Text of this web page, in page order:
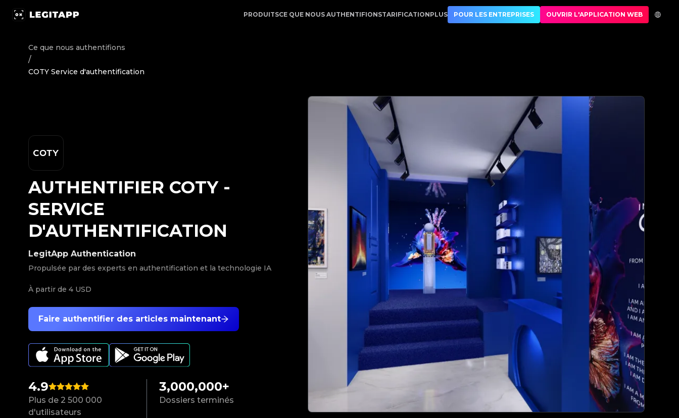
Authentifier COTY - Service d'authentification | LegitApp | Votre partenaire de confiance pour l'authentification de luxe | No.1 Best Authentication
PRODUITSCE QUE NOUS AUTHENTIFIONSTARIFICATIONPLUS POUR LES ENTREPRISES OUVRIR L'APPLICATION WEB
Ce que nous authentifions
/
COTY Service d'authentification
4.9
Plus de 2 500 000
d'utilisateurs
3,000,000+
Dossiers terminés
Faire authentifier des articles maintenant
LegitApp Authentication
Propulsée par des experts en authentification et la technologie IA
À partir de 4 USD
AUTHENTIFIER COTY-
SERVICE
D'AUTHENTIFICATION